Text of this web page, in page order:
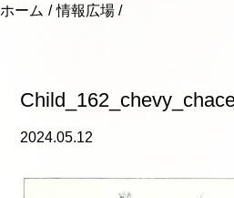
ホーム 情報広場
2024.05.12